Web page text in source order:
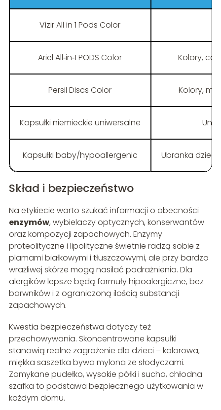
Vizir All in 1 Pods Color
Ariel All‑in‑1 PODS Color Kolory,
Persil Discs Color Kolory,
Kapsułki niemieckie uniwersalne
Kapsułki baby/hypoallergenic Ubranka
Skład i bezpieczeństwo
Na etykiecie warto szukać informacji o obecności
enzymów, wybielaczy optycznych, konserwantów
oraz kompozycji zapachowych. Enzymy
proteolityczne i lipolityczne świetnie radzą sobie z
plamami białkowymi i tłuszczowymi, ale przy bardzo
wrażliwej skórze mogą nasilać podrażnienia. Dla
alergików lepsze będą formuły hipoalergiczne, bez
barwników i z ograniczoną ilością substancji
zapachowych.
Kwestia bezpieczeństwa dotyczy też
przechowywania. Skoncentrowane kapsułki
stanowią realne zagrożenie dla dzieci – kolorowa,
miękka saszetka bywa mylona ze słodyczami.
Zamykane pudełko, wysokie półki i sucha, chłodna
szafka to podstawa bezpiecznego użytkowania w
każdym domu.